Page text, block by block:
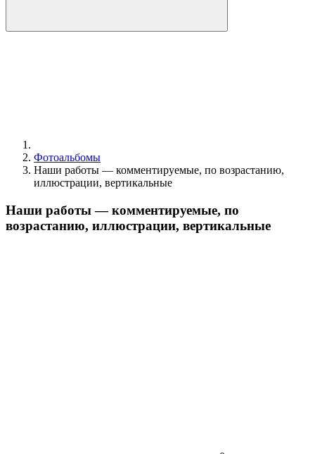
Фотоальбомы
Наши работы — комментируемые, по возрастанию,
иллюстрации, вертикальные
Наши работы — комментируемые, по
возрастанию, иллюстрации, вертикальные